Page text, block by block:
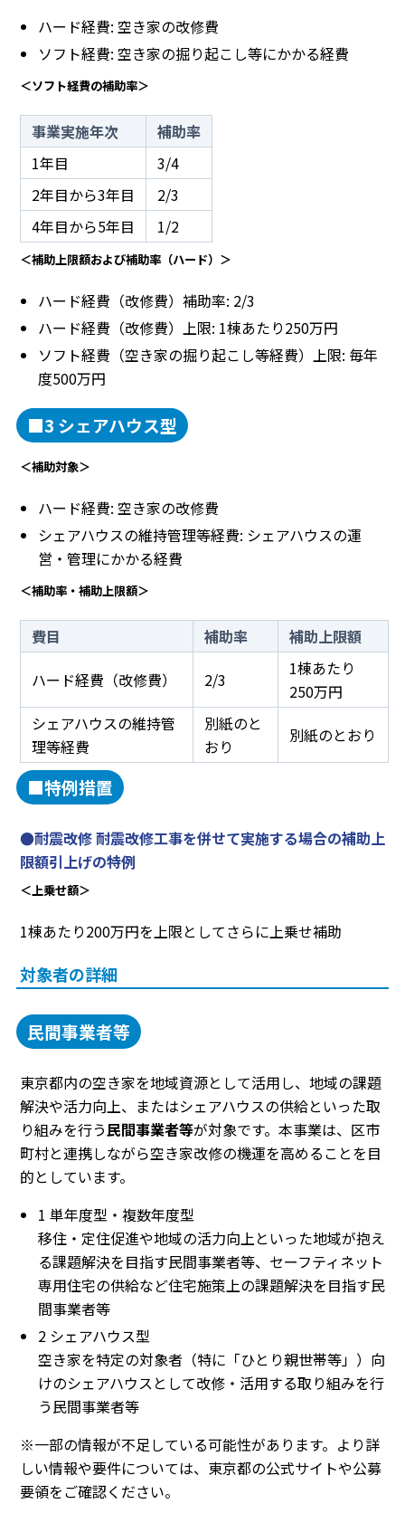
ハード経費: 空き家の改修費
ソフト経費: 空き家の掘り起こし等にかかる経費
＜ソフト経費の補助率＞
事業実施年次
補助率
1年目
3/4
2年目から3年目
2/3
4年目から5年目
1/2
＜補助上限額および補助率（ハード）＞
ハード経費（改修費）補助率: 2/3
ハード経費（改修費）上限: 1棟あたり250万円
ソフト経費（空き家の掘り起こし等経費）上限: 毎年
度500万円
■3 シェアハウス型
＜補助対象＞
ハード経費: 空き家の改修費
シェアハウスの維持管理等経費: シェアハウスの運
営・管理にかかる経費
＜補助率・補助上限額＞
費目 補助率
補助上限額
ハード経費（改修費）
2/3
1棟あたり
250万円
シェアハウスの維持管
理等経費
別紙のと
おり
別紙のとおり
■特例措置
●耐震改修 耐震改修工事を併せて実施する場合の補助上
限額引上げの特例
＜上乗せ額＞
1棟あたり200万円を上限としてさらに上乗せ補助
対象者の詳細
民間事業者等
東京都内の空き家を地域資源として活用し、地域の課題
解決や活力向上、またはシェアハウスの供給といった取
り組みを行う民間事業者等が対象です。本事業は、区市
町村と連携しながら空き家改修の機運を高めることを目
的としています。
1 単年度型・複数年度型
移住・定住促進や地域の活力向上といった地域が抱え
る課題解決を目指す民間事業者等、セーフティネット
専用住宅の供給など住宅施策上の課題解決を目指す民
間事業者等
2 シェアハウス型
空き家を特定の対象者（特に「ひとり親世帯等」）向
けのシェアハウスとして改修・活用する取り組みを行
う民間事業者等
※一部の情報が不足している可能性があります。より詳
しい情報や要件については、東京都の公式サイトや公募
要領をご確認ください。